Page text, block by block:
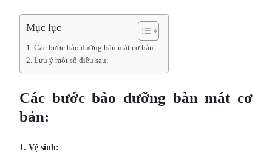
Mục lục
Các bước bảo dưỡng bàn mát cơ bản:
Lưu ý một số điều sau:
Các bước bảo dưỡng bàn mát cơ
bản:
1. Vệ sinh: